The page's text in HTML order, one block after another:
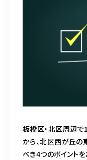
板橋区・北区周辺で
から、北区西が丘の
べき4つのポイントを